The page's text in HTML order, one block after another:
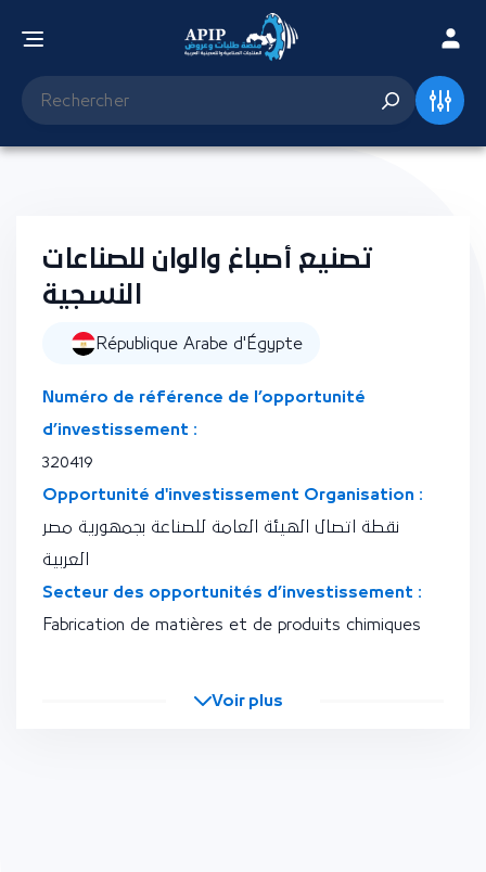
تصنيع أصباغ والوان للصناعات
النسجية
République Arabe d'Égypte
Numéro de référence de l’opportunité
d’investissement :
320419
Opportunité d'investissement Organisation :
نقطة اتصال الهيئة العامة للصناعة بجمهورية مصر
العربية
Secteur des opportunités d’investissement :
Fabrication de matières et de produits chimiques
Voir plus